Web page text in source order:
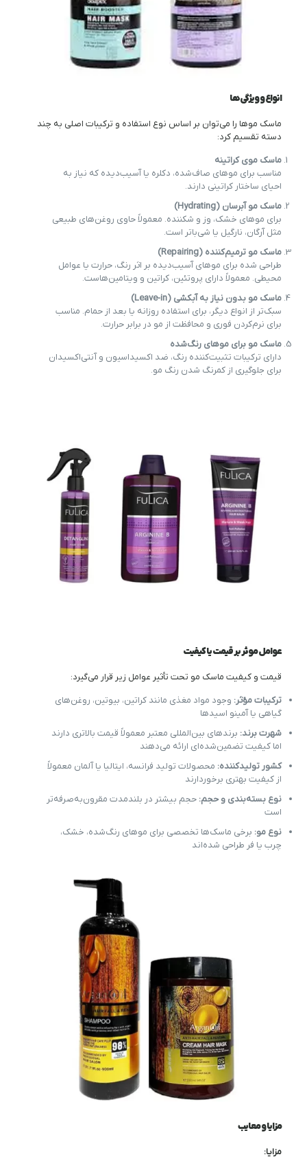
انواع و ویژگی‌ها
ماسک موها را می‌توان بر اساس نوع استفاده و ترکیبات اصلی به چند
دسته تقسیم کرد:
ماسک موی کراتینه
مناسب برای موهای صاف‌شده، دکلره یا آسیب‌دیده که نیاز به
احیای ساختار کراتینی دارند.
ماسک مو آبرسان (Hydrating)
برای موهای خشک، وز و شکننده. معمولاً حاوی روغن‌های طبیعی
مثل آرگان، نارگیل یا شی‌باتر است.
ماسک مو ترمیم‌کننده (Repairing)
طراحی شده برای موهای آسیب‌دیده بر اثر رنگ، حرارت یا عوامل
محیطی. معمولاً دارای پروتئین، کراتین و ویتامین‌هاست.
ماسک مو بدون نیاز به آبکشی (Leave-in)
سبک‌تر از انواع دیگر، برای استفاده روزانه یا بعد از حمام. مناسب
برای نرم‌کردن فوری و محافظت از مو در برابر حرارت.
ماسک مو برای موهای رنگ‌شده
دارای ترکیبات تثبیت‌کننده رنگ، ضد اکسیداسیون و آنتی‌اکسیدان
برای جلوگیری از کمرنگ شدن رنگ مو.
عوامل موثر بر قیمت یا کیفیت
قیمت و کیفیت ماسک مو تحت تأثیر عوامل زیر قرار می‌گیرد:
ترکیبات مؤثر: وجود مواد مغذی مانند کراتین، بیوتین، روغن‌های
گیاهی یا آمینو اسیدها
شهرت برند: برندهای بین‌المللی معتبر معمولاً قیمت بالاتری دارند
اما کیفیت تضمین‌شده‌ای ارائه می‌دهند
کشور تولیدکننده: محصولات تولید فرانسه، ایتالیا یا آلمان معمولاً
از کیفیت بهتری برخوردارند
نوع بسته‌بندی و حجم: حجم بیشتر در بلندمدت مقرون‌به‌صرفه‌تر
است
نوع مو: برخی ماسک‌ها تخصصی برای موهای رنگ‌شده، خشک،
چرب یا فر طراحی شده‌اند
مزایا و معایب
مزایا: